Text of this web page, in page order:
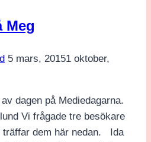
Meg
5 mars, 20151 oktober,
dagen på Mediedagarna.
Vi frågade tre besökare
träffar dem här nedan. Ida